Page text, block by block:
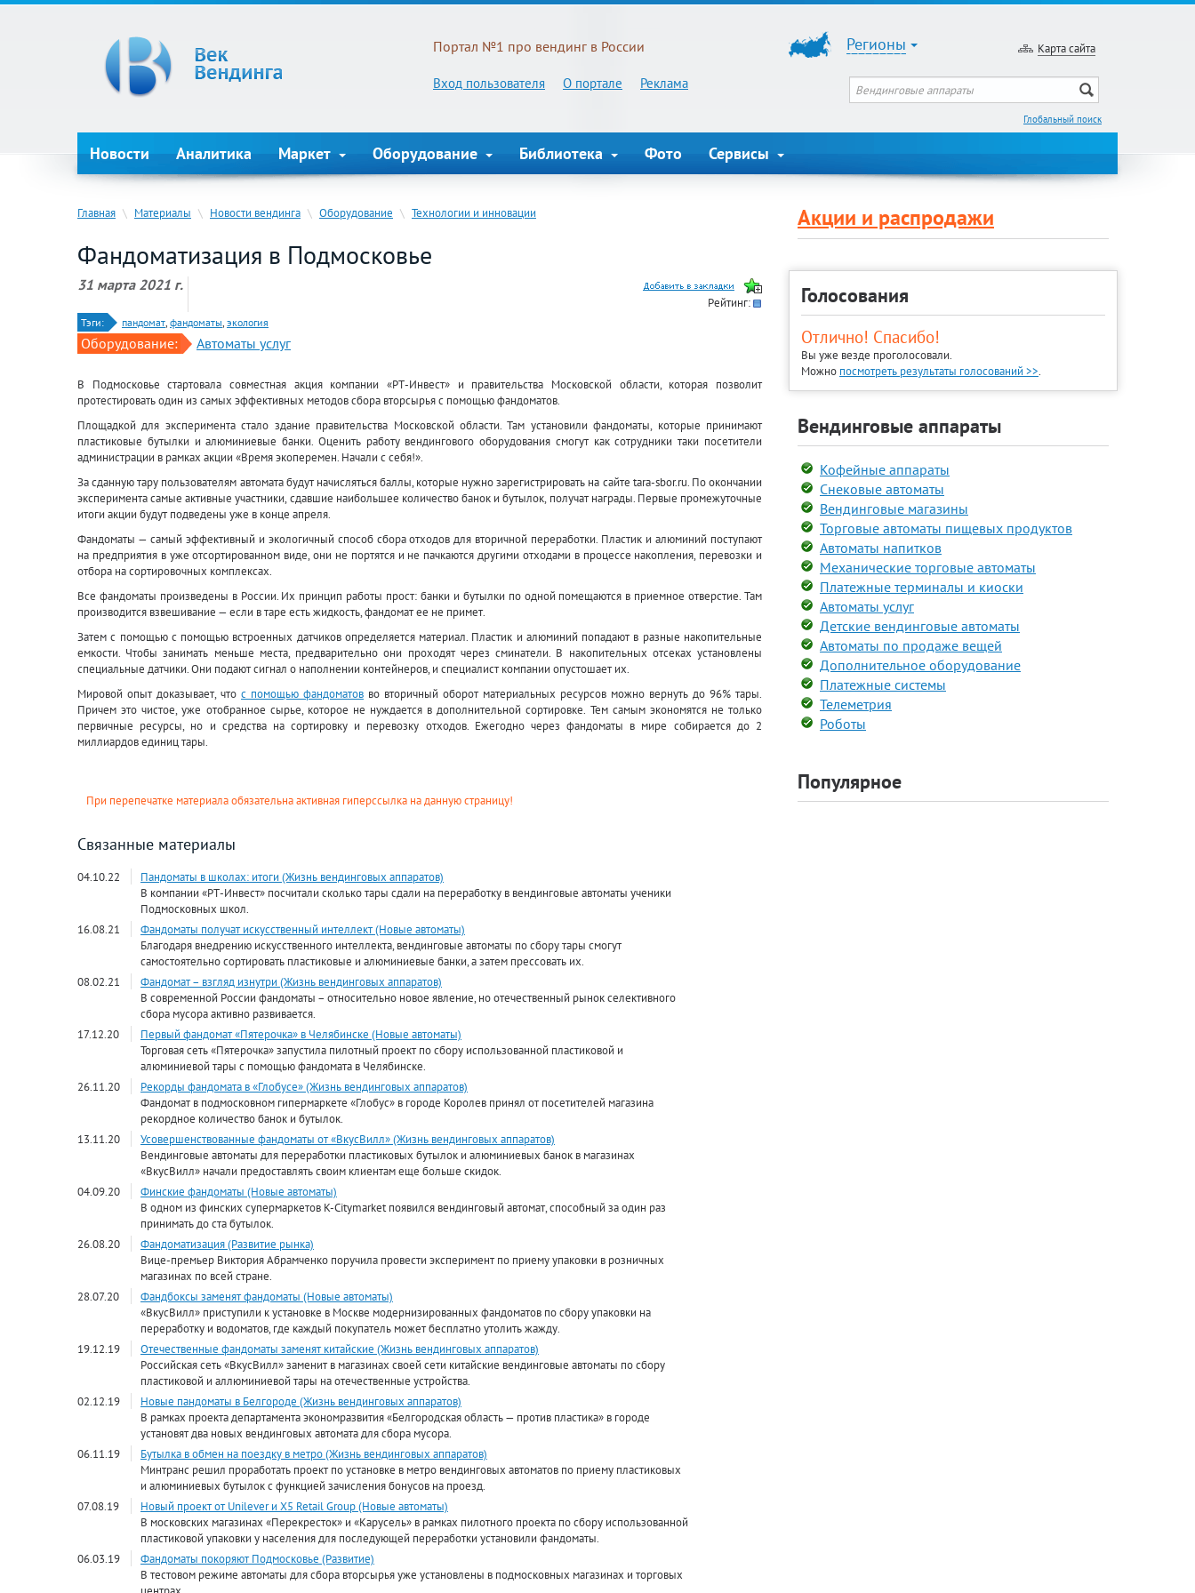
Портал №1 про вендинг в России
Вход пользователя О портале Реклама
Регионы Карта сайта
Глобальный поиск
Новости Аналитика Маркет Оборудование Библиотека Фото Сервисы
Главная \ Материалы \ Новости вендинга \ Оборудование \ Технологии и инновации
Фандоматизация в Подмосковье
31 марта 2021 г.
Рейтинг:
Тэги: пандомат, фандоматы, экология
Оборудование: Автоматы услуг
В Подмосковье стартовала совместная акция компании «РТ-Инвест» и правительства Московской области, которая позволит
протестировать один из самых эффективных методов сбора вторсырья с помощью фандоматов.
Площадкой для эксперимента стало здание правительства Московской области. Там установили фандоматы, которые принимают
пластиковые бутылки и алюминиевые банки. Оценить работу вендингового оборудования смогут как сотрудники таки посетители
администрации в рамках акции «Время экоперемен. Начали с себя!».
За сданную тару пользователям автомата будут начисляться баллы, которые нужно зарегистрировать на сайте tara-sbor.ru. По окончании
эксперимента самые активные участники, сдавшие наибольшее количество банок и бутылок, получат награды. Первые промежуточные
итоги акции будут подведены уже в конце апреля.
Фандоматы — самый эффективный и экологичный способ сбора отходов для вторичной переработки. Пластик и алюминий поступают
на предприятия в уже отсортированном виде, они не портятся и не пачкаются другими отходами в процессе накопления, перевозки и
отбора на сортировочных комплексах.
Все фандоматы произведены в России. Их принцип работы прост: банки и бутылки по одной помещаются в приемное отверстие. Там
производится взвешивание — если в таре есть жидкость, фандомат ее не примет.
Затем с помощью с помощью встроенных датчиков определяется материал. Пластик и алюминий попадают в разные накопительные
емкости. Чтобы занимать меньше места, предварительно они проходят через сминатели. В накопительных отсеках установлены
специальные датчики. Они подают сигнал о наполнении контейнеров, и специалист компании опустошает их.
Мировой опыт доказывает, что с помощью фандоматов во вторичный оборот материальных ресурсов можно вернуть до 96% тары.
Причем это чистое, уже отобранное сырье, которое не нуждается в дополнительной сортировке. Тем самым экономятся не только
первичные ресурсы, но и средства на сортировку и перевозку отходов. Ежегодно через фандоматы в мире собирается до 2
миллиардов единиц тары.
При перепечатке материала обязательна активная гиперссылка на данную страницу!
Связанные материалы
04.10.22
Пандоматы в школах: итоги (Жизнь вендинговых аппаратов)
В компании «РТ-Инвест» посчитали сколько тары сдали на переработку в вендинговые автоматы ученики
Подмосковных школ.
16.08.21
Фандоматы получат искусственный интеллект (Новые автоматы)
Благодаря внедрению искусственного интеллекта, вендинговые автоматы по сбору тары смогут
самостоятельно сортировать пластиковые и алюминиевые банки, а затем прессовать их.
08.02.21
Фандомат – взгляд изнутри (Жизнь вендинговых аппаратов)
В современной России фандоматы – относительно новое явление, но отечественный рынок селективного
сбора мусора активно развивается.
17.12.20
Первый фандомат «Пятерочка» в Челябинске (Новые автоматы)
Торговая сеть «Пятерочка» запустила пилотный проект по сбору использованной пластиковой и
алюминиевой тары с помощью фандомата в Челябинске.
26.11.20
Рекорды фандомата в «Глобусе» (Жизнь вендинговых аппаратов)
Фандомат в подмосковном гипермаркете «Глобус» в городе Королев принял от посетителей магазина
рекордное количество банок и бутылок.
13.11.20
Усовершенствованные фандоматы от «ВкусВилл» (Жизнь вендинговых аппаратов)
Вендинговые автоматы для переработки пластиковых бутылок и алюминиевых банок в магазинах
«ВкусВилл» начали предоставлять своим клиентам еще больше скидок.
04.09.20
Финские фандоматы (Новые автоматы)
В одном из финских супермаркетов K-Citymarket появился вендинговый автомат, способный за один раз
принимать до ста бутылок.
26.08.20
Фандоматизация (Развитие рынка)
Вице-премьер Виктория Абрамченко поручила провести эксперимент по приему упаковки в розничных
магазинах по всей стране.
28.07.20
Фандбоксы заменят фандоматы (Новые автоматы)
«ВкусВилл» приступили к установке в Москве модернизированных фандоматов по сбору упаковки на
переработку и водоматов, где каждый покупатель может бесплатно утолить жажду.
19.12.19
Отечественные фандоматы заменят китайские (Жизнь вендинговых аппаратов)
Российская сеть «ВкусВилл» заменит в магазинах своей сети китайские вендинговые автоматы по сбору
пластиковой и аллюминиевой тары на отечественные устройства.
02.12.19
Новые пандоматы в Белгороде (Жизнь вендинговых аппаратов)
В рамках проекта департамента экономразвития «Белгородская область — против пластика» в городе
установят два новых вендинговых автомата для сбора мусора.
06.11.19
Бутылка в обмен на поездку в метро (Жизнь вендинговых аппаратов)
Минтранс решил проработать проект по установке в метро вендинговых автоматов по приему пластиковых
и алюминиевых бутылок с функцией зачисления бонусов на проезд.
07.08.19
Новый проект от Unilever и X5 Retail Group (Новые автоматы)
В московских магазинах «Перекресток» и «Карусель» в рамках пилотного проекта по сбору использованной
пластиковой упаковки у населения для последующей переработки установили фандоматы.
06.03.19
Фандоматы покоряют Подмосковье (Развитие)
В тестовом режиме автоматы для сбора вторсырья уже установлены в подмосковных магазинах и торговых
Акции и распродажи
Голосования
Отлично! Спасибо!
Вы уже везде проголосовали.
Можно посмотреть результаты голосований >>.
Вендинговые аппараты
Кофейные аппараты
Снековые автоматы
Вендинговые магазины
Торговые автоматы пищевых продуктов
Автоматы напитков
Механические торговые автоматы
Платежные терминалы и киоски
Автоматы услуг
Детские вендинговые автоматы
Автоматы по продаже вещей
Дополнительное оборудование
Платежные системы
Телеметрия
Роботы
Популярное